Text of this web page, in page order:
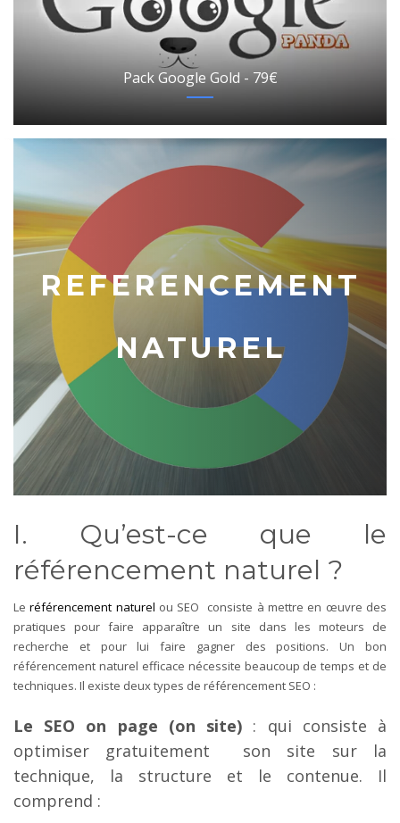
Pack Google Gold - 79€
REFERENCEMENT
NATUREL
I. Qu’est-ce que le
référencement naturel ?
Leréférencement naturel ou SEO consiste à mettre en œuvre des
pratiques pour faire apparaître un site dans les moteurs de
recherche et pour lui faire gagner des positions. Un bon
référencement naturel efficace nécessite beaucoup de temps et de
techniques. Il existe deux types de référencement SEO :
Le SEO on page (on site) : qui consiste à
optimiser gratuitement son site sur la
technique, la structure et le contenue. Il
comprend :